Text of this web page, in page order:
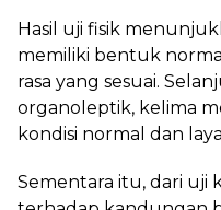
Hasil uji fisik
memiliki bentuk
rasa yang sesuai.
organoleptik, kelima
kondisi normal dan
Sementara itu, dari uji